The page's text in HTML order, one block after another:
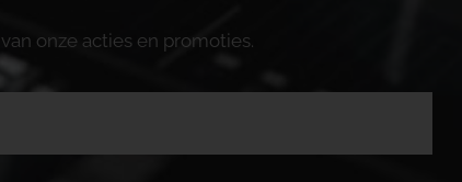
onze acties en promoties.